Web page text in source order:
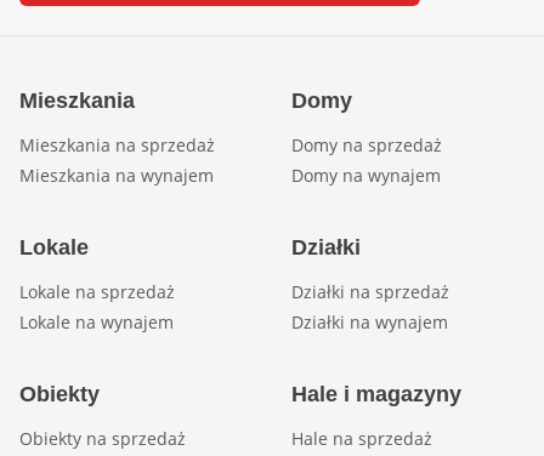
Mieszkania
Mieszkania na sprzedaż
Mieszkania na wynajem
Domy
Domy na sprzedaż
Domy na wynajem
Lokale
Lokale na sprzedaż
Lokale na wynajem
Działki
Działki na sprzedaż
Działki na wynajem
Obiekty
Obiekty na sprzedaż
Hale i magazyny
Hale na sprzedaż